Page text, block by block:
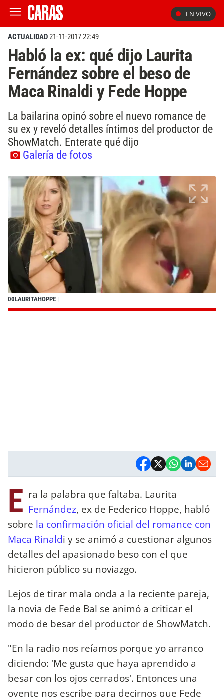
EN VIVO
ACTUALIDAD21-11-2017 22:49
Habló la ex: qué dijo Laurita
Fernández sobre el beso de
Maca Rinaldi y Fede Hoppe
La bailarina opinó sobre el nuevo romance de
su ex y reveló detalles íntimos del productor de
ShowMatch. Enterate qué dijo
Galería de fotos
00LAURITAHOPPE |
E ra la palabra que faltaba. Laurita
Fernández, ex de Federico Hoppe, habló
sobre la confirmación oficial del romance con
Maca Rinaldi y se animó a cuestionar algunos
detalles del apasionado beso con el que
hicieron público su noviazgo.
Lejos de tirar mala onda a la reciente pareja,
la novia de Fede Bal se animó a criticar el
modo de besar del productor de ShowMatch.
"En la radio nos reíamos porque yo arranco
diciendo: 'Me gusta que haya aprendido a
besar con los ojos cerrados'. Entonces una
oyente nos escribe para decirnos que Fede